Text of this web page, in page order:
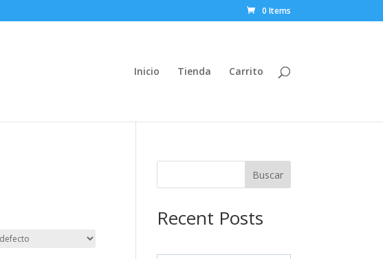
0 Items
Inicio Tienda Carrito
Buscar
Recent Posts